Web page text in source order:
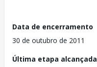
Data de encerramento
30 de outubro de 2011
Última etapa alcançada